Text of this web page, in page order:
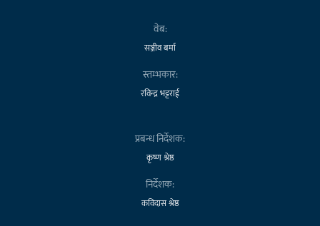
वेब:
सञ्जीव बर्मा
स्तम्भकार:
रविन्द्र भट्टराई
प्रबन्ध निर्देशक:
कृष्ण श्रेष्ठ
निर्देशक:
कविदास श्रेष्ठ